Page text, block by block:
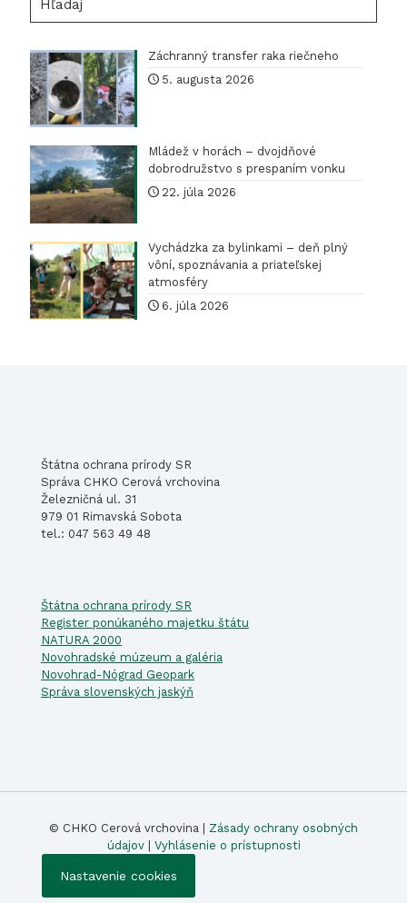
Záchranný transfer raka riečneho
5. augusta 2026
Mládež v horách – dvojdňové
dobrodružstvo s prespaním vonku
22. júla 2026
Vychádzka za bylinkami – deň plný
vôní, spoznávania a priateľskej
atmosféry
6. júla 2026
Štátna ochrana prírody SR
Správa CHKO Cerová vrchovina
Železničná ul. 31
979 01 Rimavská Sobota
tel.: 047 563 49 48
Štátna ochrana prírody SR
Register ponúkaného majetku štátu
NATURA 2000
Novohradské múzeum a galéria
Novohrad-Nógrad Geopark
Správa slovenských jaskýň
© CHKO Cerová vrchovina | Zásady ochrany osobných
údajov| Vyhlásenie o prístupnosti
Nastavenie cookies